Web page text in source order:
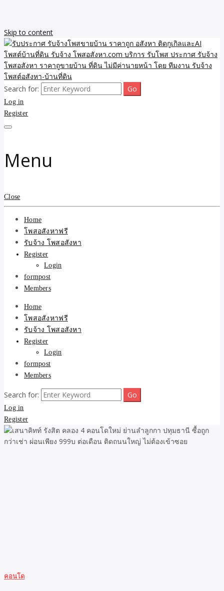
Skip to content
รับประกาศ รับจ้างโพสขาย
บ้าน ราคาถูก อสังหา ติดกู
รับจ้าง โพสอสังหา.com
บริการ รับโพส ประกาศ
รับจ้างโพสอสังหา ราคาถู
ขายบ้าน ที่ดิน ไม่มีค่านาย
หน้า โดย ทีมงาน รับจ้าง
โพสต์อสังหา-บ้านที่ดิน
รับจ้างโพสขายบ้าน ราคาถูก ประกาศ ขายอสังหา โฆษณา ไม่มีค่านาย
หน้า โพสอสังหา รับจ้างโพสขายบ้านบริการ รับจ้างโพสอสังหา ราคาถูก
ขายบ้าน ขายที่ดิน เว็บประกาศ โพส โฆษณา ลงประกาศฟรี
Search for:
Log in
Register
Menu
Close
Home
โพสอสังหาฟรี
รับจ้าง โพสอสังหา
Register
Login
formpost
Members
Home
โพสอสังหาฟรี
รับจ้าง โพสอสังหา
Register
Login
formpost
Members
Search for:
Log in
Register
คอนโด